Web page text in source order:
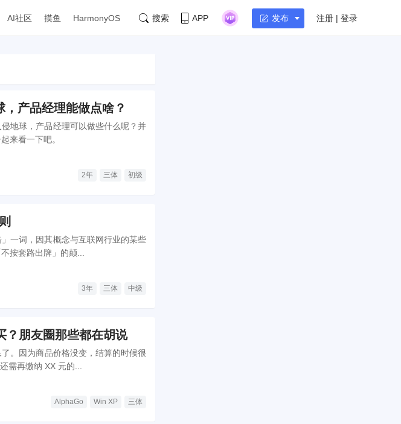
AI社区 摸鱼 HarmonyOS 搜索 APP 发布 注册 | 登录
产品经理能做点啥？
地球，产品经理可以做些什么呢？并
来看一下吧。
2年 三体 初级
一词，因其概念与互联网行业的某些
按套路出牌」的颠...
3年 三体 中级
？朋友圈那些都在胡说
。因为商品价格没变，结算的时候很
需再缴纳 XX 元的...
AlphaGo Win XP 三体